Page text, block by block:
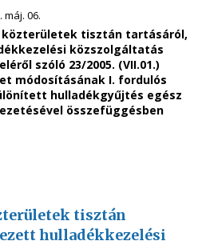
máj. 06.
közterületek tisztán tartásáról,
közszolgáltatás
szóló 23/2005. (VII.01.)
módosításának I. fordulós
hulladékgyűjtés egész
összefüggésben
tisztán
hulladékkezelési